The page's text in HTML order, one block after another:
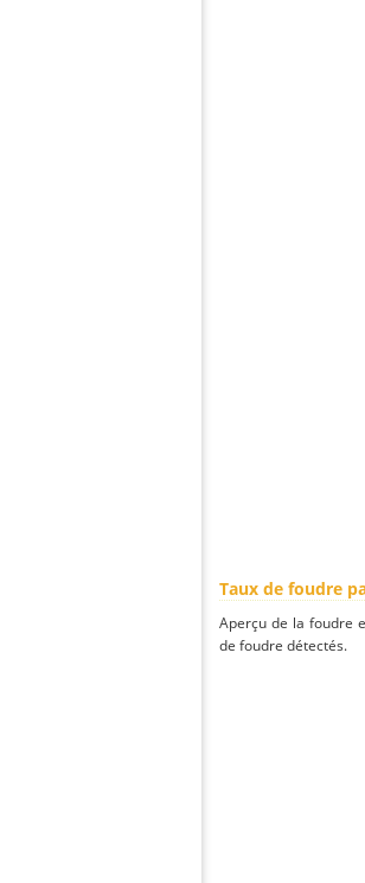
Taux de foudre
Aperçu de la foudre
de foudre détectés.